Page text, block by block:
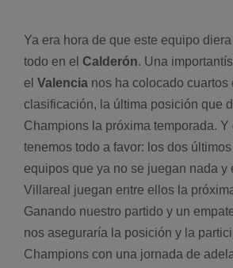
Ya era hora de que este equipo
todo en el Calderón. Una
el Valencia nos ha colocado cuartos
clasificación, la última posición que
Champions la próxima temporada. Y
tenemos todo a favor: los dos
equipos que ya no se juegan nada y
Villareal juegan entre ellos la
Ganando nuestro partido y un
nos asegurarí­a la posición y la
Champions con una jornada de